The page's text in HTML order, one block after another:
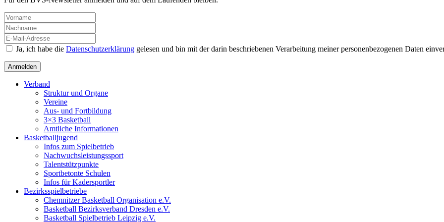
Ja, ich habe die Datenschutzerklärung gelesen und bin mit der darin beschriebenen Verarbeitung meiner personenbezogenen Daten
Verband
Struktur und Organe
Vereine
Aus- und Fortbildung
3×3 Basketball
Amtliche Informationen
Basketballjugend
Infos zum Spielbetrieb
Nachwuchsleistungssport
Talentstützpunkte
Sportbetonte Schulen
Infos für Kadersportler
Bezirksspielbetriebe
Chemnitzer Basketball Organisation e.V.
Basketball Bezirksverband Dresden e.V.
Basketball Spielbetrieb Leipzig e.V.